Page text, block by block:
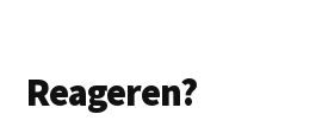
Reageren?